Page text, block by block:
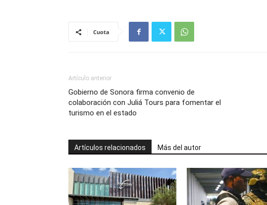
Cuota
Artículo anterior
Gobierno de Sonora firma convenio de
colaboración con Juliá Tours para fomentar el
turismo en el estado
Artículos relacionados Más del autor